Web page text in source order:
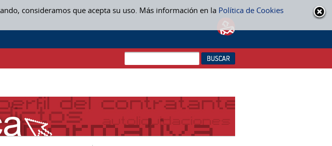
consideramos que acepta su uso. Más información en la Política de Cookies